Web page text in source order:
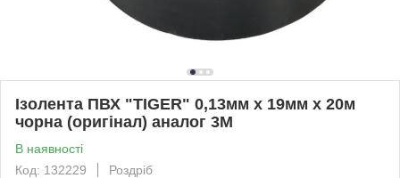
Ізолента ПВХ "TIGER" 0,13мм х 19мм х 20м
чорна (оригінал) аналог 3М
В наявності
Код: 132229
Роздріб